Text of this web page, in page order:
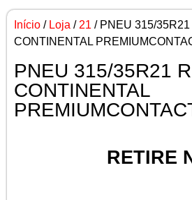
Início / Loja / 21 / PNEU 315/
CONTINENTAL
PNEU 315/35R21
CONTINENTAL
RETIRE